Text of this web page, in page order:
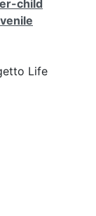
child
Life